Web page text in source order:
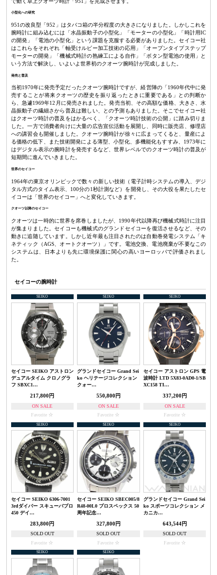
小型化への研究
951の改良型「952」はタバコ箱の半分程度の大きさになりました。しかしこれを
腕時計に組み込むには「水晶振動子の小型化」「モーターの小型化」「時計用IC
の開発」「電池の小型化」という課題を克服する必要がありました。セイコー社
はこれらをそれぞれ「軸受けルビー加工技術の応用」「オープンタイプステップ
モーターの開発」「機械式時計の熟練工による自作」「ボタン型電池の使用」と
いう方法で解決し、いよいよ世界初のクオーツ腕時計が完成しました。
発売と普及
当初1970年に発売予定だったクオーツ腕時計ですが、経営陣の「1960年代中に発
売することが将来クオーツの歴史を振り返ったときに重要である」との判断か
ら、急遽1969年12月に発売されました。発売当初、その高額な価格、大きさ、水
晶振動子の繊細さから普及は難しい、との予測もありました。そこでセイコー社
はクオーツ時計の普及をはかるべく、「クオーツ時計技術の公開」に踏み切りま
した。一方で消費者向けに大量の広告宣伝活動を展開し、同時に販売店、修理店
への講習会も開催しました。クオーツ腕時計が徐々に広まってくると、量産によ
る価格の低下、また技術開発による薄型、小型化、多機能化もすすみ、1973年に
はデジタル表示の腕時計を発売するなど、世界レベルでのクオーツ時計の普及が
短期間に進んでいきました。
世界のセイコー
1964年の東京オリンピックで数々の新しい技術（電子計時システムの導入、デジ
タル方式のタイム表示、100分の1秒計測など）を開発し、その大役を果たしたセ
イコーは「世界のセイコー」へと変化していきます。
クオーツ以降のセイコー
クオーツは一時的に世界を席巻しましたが、1990年代以降再び機械式時計に注目
が集まりました。セイコーも機械式のグランドセイコーを復活させるなど、その
動きに追随しています。しかし近年最も注目されたのは自動巻発電システム「キ
ネティック（AGS、オートクオーツ）」です。電池交換、電池廃棄が不要なこの
システムは、日本よりも先に環境保護に関心の高いヨーロッパで評価されまし
た。
セイコーの腕時計
SEIKO
セイコー SEIKO アストロン
デュアルタイム クロノグラ
フ SBXC1…
217,800円
ON SALE
Favorite
SEIKO
グランドセイコー Grand Sei
ko ヘリテージコレクション
クォー…
550,800円
ON SALE
Favorite
SEIKO
セイコー アストロン GPS 電
波時計 LTD 5X83-0AD0-1/SB
XC158 TI…
337,200円
ON SALE
Favorite
SEIKO
セイコー SEIKO 6306-7001
3rdダイバー スキューバプロ
450 デイ…
283,800円
SOLD OUT
Favorite
SEIKO
セイコー SEIKO SBEC005/8
R48-00L0 プロスペックス 50
周年記念…
327,800円
SOLD OUT
Favorite
SEIKO
グランドセイコー Grand Sei
ko スポーツコレクション メ
カニカ…
643,544円
SOLD OUT
Favorite
SEIKO SEIKO